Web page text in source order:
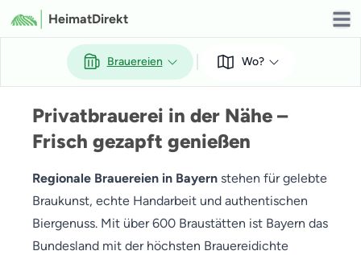
HeimatDirekt
Brauereien Wo?
Privatbrauerei in der Nähe –
Frisch gezapft genießen
Regionale Brauereien in Bayern stehen für gelebte
Braukunst, echte Handarbeit und authentischen
Biergenuss. Mit über 600 Braustätten ist Bayern das
Bundesland mit der höchsten Brauereidichte